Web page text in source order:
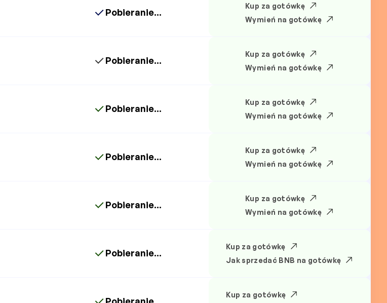
Pobieranie...
Kup za gotówkę
Wymień na gotówkę
Pobieranie...
Kup za gotówkę
Wymień na gotówkę
Pobieranie...
Kup za gotówkę
Wymień na gotówkę
Pobieranie...
Kup za gotówkę
Wymień na gotówkę
Pobieranie...
Kup za gotówkę
Wymień na gotówkę
Pobieranie...
Kup za gotówkę
Jak sprzedać BNB na gotówkę
Kup za gotówkę